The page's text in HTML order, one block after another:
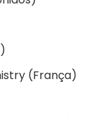
(França)